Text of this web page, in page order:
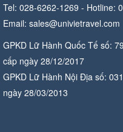
Tel: 028-6262-1269 - Hotline:
Email: sales@univietravel.com
GPKD Lữ Hành Quốc Tế số:
cấp ngày 28/12/2017
GPKD Lữ Hành Nội Địa số:
ngày 28/03/2013